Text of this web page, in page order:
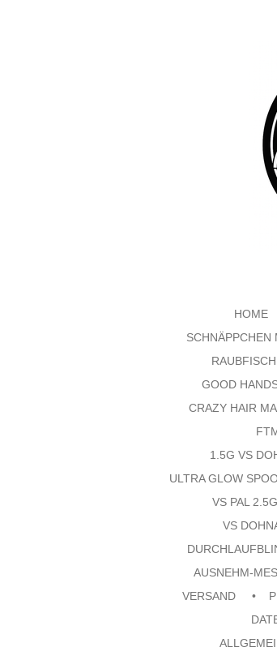
HOME
SCHNÄPPCHEN
GOOD
CRAZY HAIR
1.5G VS
ULTRA GLOW
VS PAL
VS
AUSNEHM-
VERSAND